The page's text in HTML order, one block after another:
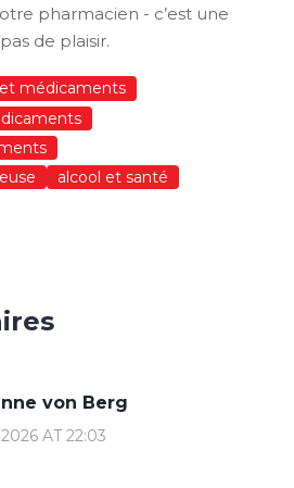
pharmacien - c’est une
de plaisir.
médicaments
alcool et santé
von Berg
AT 22:03